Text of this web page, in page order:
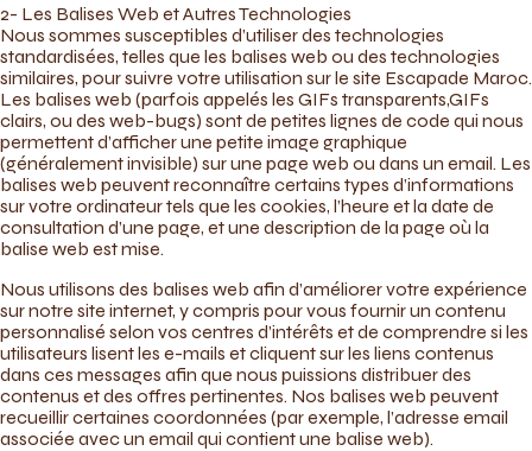
2- Les Balises Web et Autres Technologies
Nous sommes susceptibles d’utiliser des technologies
standardisées, telles que les balises web ou des technologies
similaires, pour suivre votre utilisation sur le site Escapade Maroc.
Les balises web (parfois appelés les GIFs transparents,GIFs
clairs, ou des web-bugs) sont de petites lignes de code qui nous
permettent d’afficher une petite image graphique
(généralement invisible) sur une page web ou dans un email. Les
balises web peuvent reconnaître certains types d’informations
sur votre ordinateur tels que les cookies, l’heure et la date de
consultation d’une page, et une description de la page où la
balise web est mise.
Nous utilisons des balises web afin d’améliorer votre expérience
sur notre site internet, y compris pour vous fournir un contenu
personnalisé selon vos centres d’intérêts et de comprendre si les
utilisateurs lisent les e-mails et cliquent sur les liens contenus
dans ces messages afin que nous puissions distribuer des
contenus et des offres pertinentes. Nos balises web peuvent
recueillir certaines coordonnées (par exemple, l’adresse email
associée avec un email qui contient une balise web).